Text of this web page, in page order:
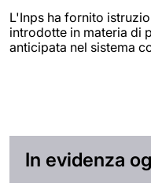
L'Inps ha fornito
introdotte in materia di
anticipata nel sistema
In evidenza